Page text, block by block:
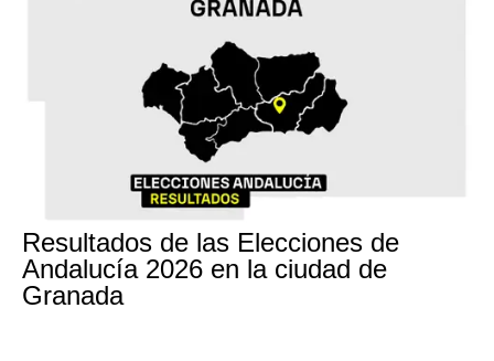
Resultados de las Elecciones de
Andalucía 2026 en la ciudad de
Granada